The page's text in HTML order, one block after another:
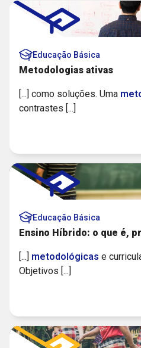
Educação Básica
Metodologias ativas
[...] como soluções. Uma
contrastes [...]
Educação Básica
Ensino Híbrido: o que é,
[...] metodológicas e
Objetivos [...]